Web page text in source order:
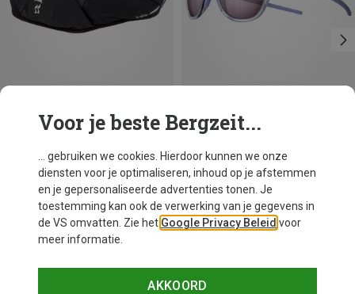
Maten
Veil 1 Heuptas
Je bespaart 20%
Voor je beste Bergzeit...
... gebruiken we cookies. Hierdoor kunnen we onze
diensten voor je optimaliseren, inhoud op je afstemmen
en je gepersonaliseerde advertenties tonen. Je
toestemming kan ook de verwerking van je gegevens in
de VS omvatten. Zie het Google Privacy Beleid voor
meer informatie.
AKKOORD